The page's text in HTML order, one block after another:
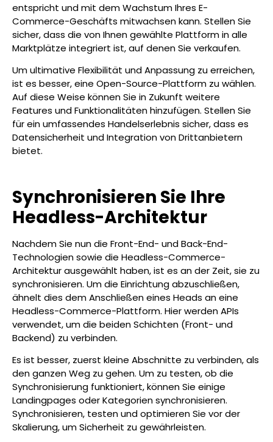
entspricht und mit dem Wachstum Ihres E-
Commerce-Geschäfts mitwachsen kann. Stellen Sie
sicher, dass die von Ihnen gewählte Plattform in alle
Marktplätze integriert ist, auf denen Sie verkaufen.
Um ultimative Flexibilität und Anpassung zu erreichen,
ist es besser, eine Open-Source-Plattform zu wählen.
Auf diese Weise können Sie in Zukunft weitere
Features und Funktionalitäten hinzufügen. Stellen Sie
für ein umfassendes Handelserlebnis sicher, dass es
Datensicherheit und Integration von Drittanbietern
bietet.
Synchronisieren Sie Ihre
Headless-Architektur
Nachdem Sie nun die Front-End- und Back-End-
Technologien sowie die Headless-Commerce-
Architektur ausgewählt haben, ist es an der Zeit, sie zu
synchronisieren. Um die Einrichtung abzuschließen,
ähnelt dies dem Anschließen eines Heads an eine
Headless-Commerce-Plattform. Hier werden APIs
verwendet, um die beiden Schichten (Front- und
Backend) zu verbinden.
Es ist besser, zuerst kleine Abschnitte zu verbinden, als
den ganzen Weg zu gehen. Um zu testen, ob die
Synchronisierung funktioniert, können Sie einige
Landingpages oder Kategorien synchronisieren.
Synchronisieren, testen und optimieren Sie vor der
Skalierung, um Sicherheit zu gewährleisten.